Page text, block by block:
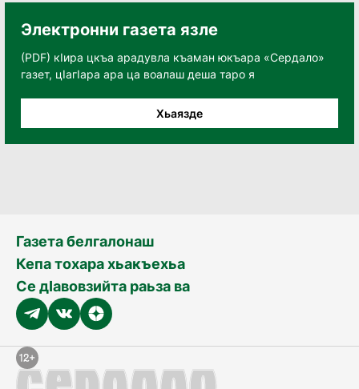
Электронни газета язле
(PDF) кӀира цкъа арадувла къаман юкъара «Сердало»
газет, цӀагӀара ара ца воалаш деша таро я
Хьаязде
Газета белгалонаш
Кепа тохара хьакъехьа
Се дӀавовзийта раьза ва